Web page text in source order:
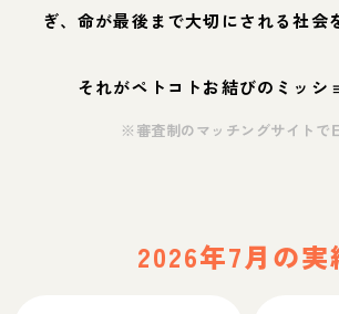
ぎ、命が最後まで大切にされる社会
それがペトコトお結びのミッシ
※審査制のマッチングサイトで
2026年7月の実